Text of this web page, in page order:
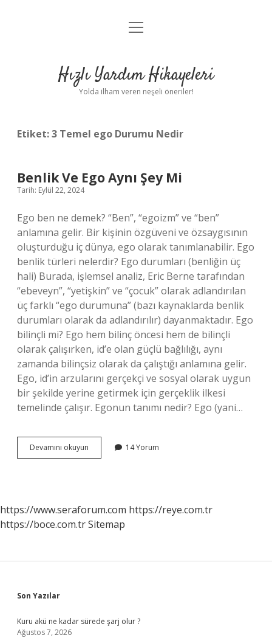
Anasayfa
Yasal Uyarı
menüyü
Hızlı Yardım Hikayeleri
Yolda ilham veren neşeli öneriler!
Etiket:3 Temel ego Durumu Nedir
Benlik Ve Ego Aynı Şey Mi
Tarih: Eylül 22, 2024
Ego ben ne demek? “Ben”, “egoizm” ve “ben”
anlamına gelir. Bir kişinin özgüveni ve özsaygısının
oluşturduğu iç dünya, ego olarak tanımlanabilir. Ego
benlik türleri nelerdir? Ego durumları (benliğin üç
hali) Burada, işlemsel analiz, Eric Berne tarafından
“ebeveyn”, “yetişkin” ve “çocuk” olarak adlandırılan
üç farklı “ego durumuna” (bazı kaynaklarda benlik
durumları olarak da adlandırılır) dayanmaktadır. Ego
bilinçli mi? Ego hem bilinç öncesi hem de bilinçli
olarak çalışırken, id’e olan güçlü bağlılığı, aynı
zamanda bilinçsiz olarak da çalıştığı anlamına gelir.
Ego, id’in arzularını gerçekçi ve sosyal olarak uygun
bir şekilde yerine getirmek için gerçeklik ilkesi
temelinde çalışır. Egonun tanımı nedir? Ego (yani…
Devamını okuyun
Ve
14 Yorum
https://www.seraforum.com https://reye.com.tr
https://boce.com.trSitemap
Sidebar
Son Yazılar
Kuru akü ne kadar sürede şarj olur ?
Ağustos 7, 2026